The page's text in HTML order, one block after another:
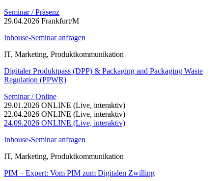
Seminar / Präsenz
29.04.2026 Frankfurt/M
Inhouse-Seminar anfragen
IT, Marketing, Produktkommunikation
Digitaler Produktpass (DPP) & Packaging and Packaging Waste
Regulation (PPWR)
Seminar / Online
29.01.2026 ONLINE (Live, interaktiv)
22.04.2026 ONLINE (Live, interaktiv)
24.09.2026 ONLINE (Live, interaktiv)
Inhouse-Seminar anfragen
IT, Marketing, Produktkommunikation
PIM – Expert: Vom PIM zum Digitalen Zwilling